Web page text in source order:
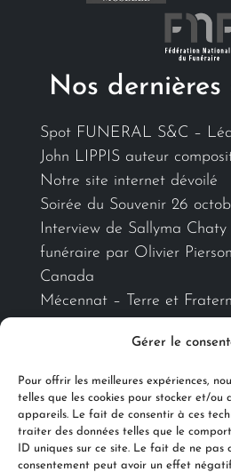
Gérer le
Pour offrir les meilleures expériences,
telles que les cookies pour stocker et/ou
appareils. Le fait de consentir à ces
traiter des données telles que le
ID uniques sur ce site. Le fait de ne pas
consentement peut avoir un effet
Nos
Spot FUNERAL S&C –
John LIPPIS auteur
Notre site internet dévoilé
Soirée du Souvenir 26
Interview de Sallyma
funéraire par Olivier
Canada
Mécennat – Terre et
Ils nous